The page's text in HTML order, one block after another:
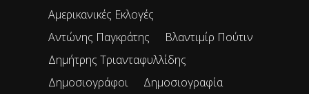
Αμερικανικές Εκλογές
Αντώνης Παγκράτης
Βλαντιμίρ Πούτιν
Δημήτρης Τριανταφυλλίδης
Δημοσιογράφοι
Δημοσιογραφία